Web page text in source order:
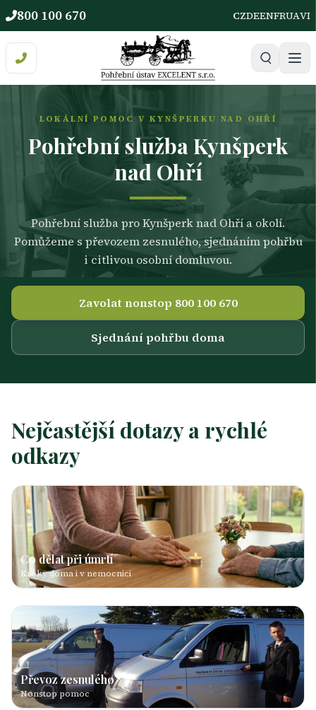
800 100 670 CZDEENFRUAVI
LOKÁLNÍ POMOC V KYNŠPERKU NAD OHŘÍ
Pohřební služba Kynšperk
nad Ohří
Pohřební služba pro Kynšperk nad Ohří a okolí.
Pomůžeme s převozem zesnulého, sjednáním pohřbu
i citlivou osobní domluvou.
Zavolat nonstop 800 100 670
Sjednání pohřbu doma
Nejčastější dotazy a rychlé
odkazy
Co dělat při úmrtí
Kroky doma i v nemocnici
Převoz zesnulého
Nonstop pomoc